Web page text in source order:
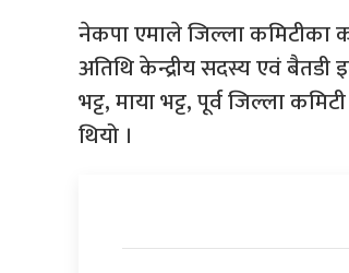
नेकपा एमाले जिल्ला कमिटीका
अतिथि केन्द्रीय सदस्य एवं बैतडी
भट्ट, माया भट्ट, पूर्व जिल्ला
थियो ।